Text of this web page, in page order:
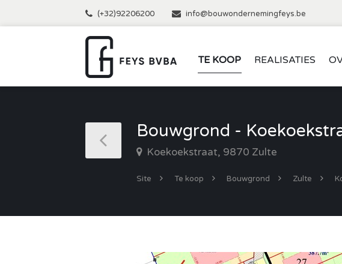
(+32)92206200 info@bouwondernemingfeys.be
TE KOOP REALISATIES
Bouwgrond -
Koekoekstraat, 9870 Zulte
Site Te koop Bouwgrond Zulte